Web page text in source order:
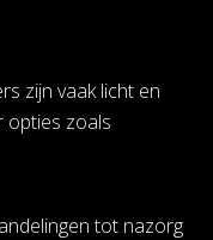
zijn vaak licht en
opties zoals
tot nazorg